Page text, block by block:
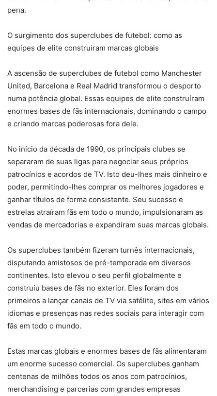
pena.
O surgimento dos superclubes de futebol: como as
equipes de elite construíram marcas globais
A ascensão de superclubes de futebol como Manchester
United, Barcelona e Real Madrid transformou o desporto
numa potência global. Essas equipes de elite construíram
enormes bases de fãs internacionais, dominando o campo
e criando marcas poderosas fora dele.
No início da década de 1990, os principais clubes se
separaram de suas ligas para negociar seus próprios
patrocínios e acordos de TV. Isto deu-lhes mais dinheiro e
poder, permitindo-lhes comprar os melhores jogadores e
ganhar títulos de forma consistente. Seu sucesso e
estrelas atraíram fãs em todo o mundo, impulsionaram as
vendas de mercadorias e expandiram suas marcas globais.
Os superclubes também fizeram turnês internacionais,
disputando amistosos de pré-temporada em diversos
continentes. Isto elevou o seu perfil globalmente e
construiu bases de fãs no exterior. Eles foram dos
primeiros a lançar canais de TV via satélite, sites em vários
idiomas e presenças nas redes sociais para interagir com
fãs em todo o mundo.
Estas marcas globais e enormes bases de fãs alimentaram
um enorme sucesso comercial. Os superclubes ganham
centenas de milhões todos os anos com patrocínios,
merchandising e parcerias com grandes empresas